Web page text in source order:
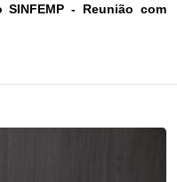
- Reunião com